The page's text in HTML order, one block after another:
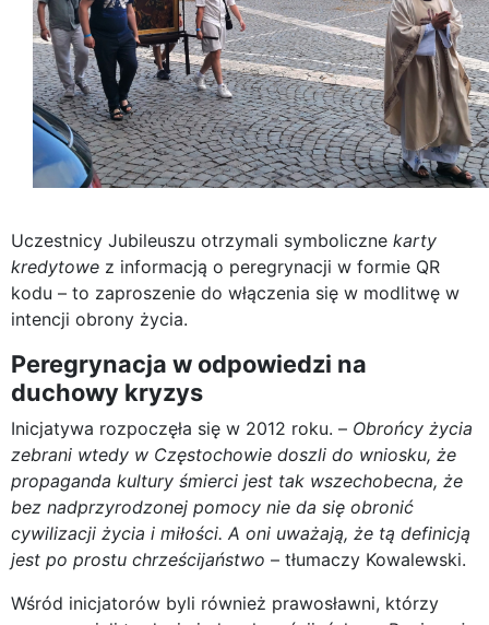
Uczestnicy Jubileuszu otrzymali symboliczne karty
kredytowe z informacją o peregrynacji w formie QR
kodu – to zaproszenie do włączenia się w modlitwę w
intencji obrony życia.
Peregrynacja w odpowiedzi na
duchowy kryzys
Inicjatywa rozpoczęła się w 2012 roku. – Obrońcy życia
zebrani wtedy w Częstochowie doszli do wniosku, że
propaganda kultury śmierci jest tak wszechobecna, że
bez nadprzyrodzonej pomocy nie da się obronić
cywilizacji życia i miłości. A oni uważają, że tą definicją
jest po prostu chrześcijaństwo – tłumaczy Kowalewski.
Wśród inicjatorów byli również prawosławni, którzy